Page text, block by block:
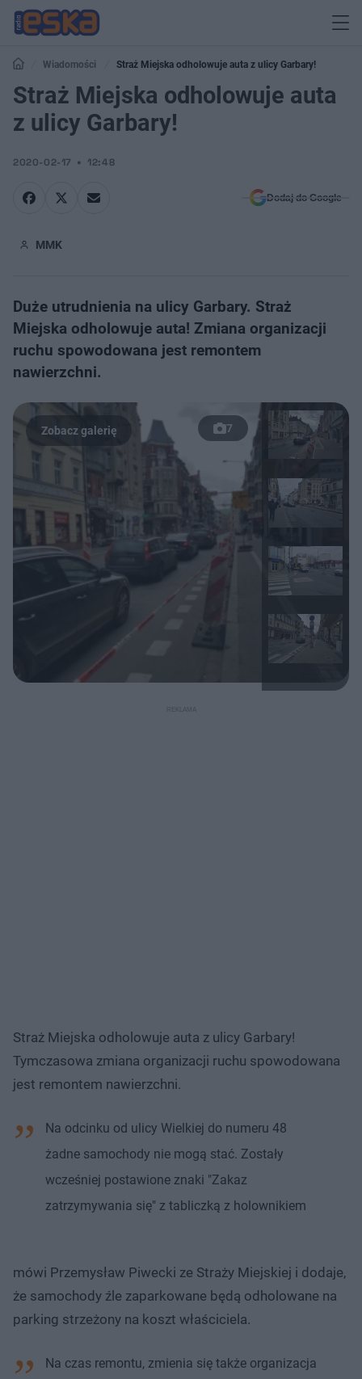
Wiadomości Straż Miejska odholowuje auta z ulicy Garbary!
Straż Miejska odholowuje auta
z ulicy Garbary!
2020-02-17 12:48
Dodaj do Google
MMK
Duże utrudnienia na ulicy Garbary. Straż
Miejska odholowuje auta! Zmiana organizacji
ruchu spowodowana jest remontem
nawierzchni.
7
Straż Miejska odholowuje auta z ulicy Garbary!
Tymczasowa zmiana organizacji ruchu spowodowana
jest remontem nawierzchni.
Na odcinku od ulicy Wielkiej do numeru 48
żadne samochody nie mogą stać. Zostały
wcześniej postawione znaki "Zakaz
zatrzymywania się" z tabliczką z holownikiem
mówi Przemysław Piwecki ze Straży Miejskiej i dodaje,
że samochody źle zaparkowane będą odholowane na
parking strzeżony na koszt właściciela.
Na czas remontu, zmienia się także organizacja